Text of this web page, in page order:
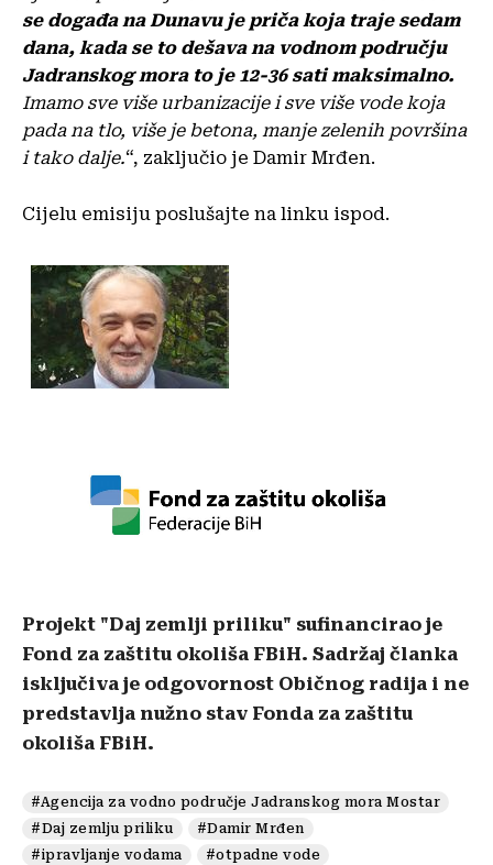
se događa na Dunavu je priča koja traje sedam
dana, kada se to dešava na vodnom području
Jadranskog mora to je 12-36 sati maksimalno.
Imamo sve više urbanizacije i sve više vode koja
pada na tlo, više je betona, manje zelenih površina
i tako dalje.“, zaključio je Damir Mrđen.
Cijelu emisiju poslušajte na linku ispod.
Projekt "Daj zemlji priliku" sufinancirao je
Fond za zaštitu okoliša FBiH. Sadržaj članka
isključiva je odgovornost Običnog radija i ne
predstavlja nužno stav Fonda za zaštitu
okoliša FBiH.
#Agencija za vodno područje Jadranskog mora Mostar
#Daj zemlju priliku
#Damir Mrđen
#ipravljanje vodama
#otpadne vode